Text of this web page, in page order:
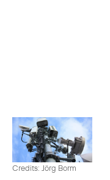
Credits: Jörg Borm